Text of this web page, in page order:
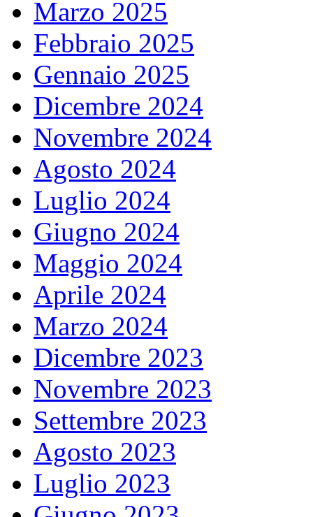
Marzo 2025
Febbraio 2025
Gennaio 2025
Dicembre 2024
Novembre 2024
Agosto 2024
Luglio 2024
Giugno 2024
Maggio 2024
Aprile 2024
Marzo 2024
Dicembre 2023
Novembre 2023
Settembre 2023
Agosto 2023
Luglio 2023